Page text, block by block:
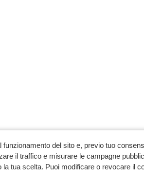
del sito e, previo tuo
il traffico e misurare le campagne
tua scelta. Puoi modificare o revocare il